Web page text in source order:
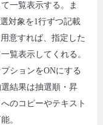
一覧表示する。ま
対象を1行ずつ記載
意すれば、指定した
覧表示してくれる。
ションをONにする
結果は抽選順・昇
のコピーやテキスト
。